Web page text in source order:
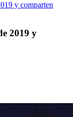
y comparten
2019 y